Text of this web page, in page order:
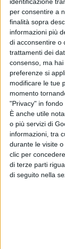
per consentire a
finalità sopra
informazioni più
di acconsentire o
trattamenti dei
consenso, ma
preferenze si
modificare le tue
momento
"Privacy" in fondo
È anche utile
o più servizi di
informazioni, tra
durante le visite o
clic per
di terze parti
di seguito nella
Oniferi. La
Pietro Murgia